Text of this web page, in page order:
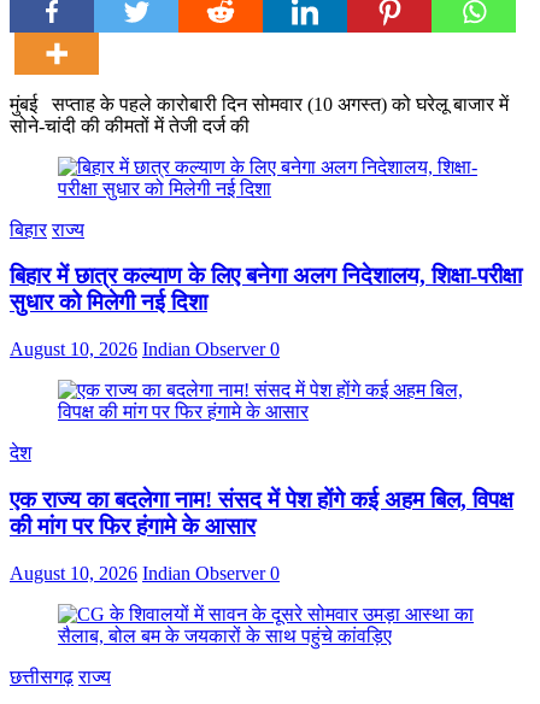
मुंबई सप्ताह के पहले कारोबारी दिन सोमवार (10 अगस्त) को घरेलू बाजार में
सोने-चांदी की कीमतों में तेजी दर्ज की
बिहार राज्य
बिहार में छात्र कल्याण के लिए बनेगा अलग निदेशालय, शिक्षा-परीक्षा
सुधार को मिलेगी नई दिशा
August 10, 2026 Indian Observer0
देश
एक राज्य का बदलेगा नाम! संसद में पेश होंगे कई अहम बिल, विपक्ष
की मांग पर फिर हंगामे के आसार
August 10, 2026 Indian Observer0
छत्तीसगढ़ राज्य